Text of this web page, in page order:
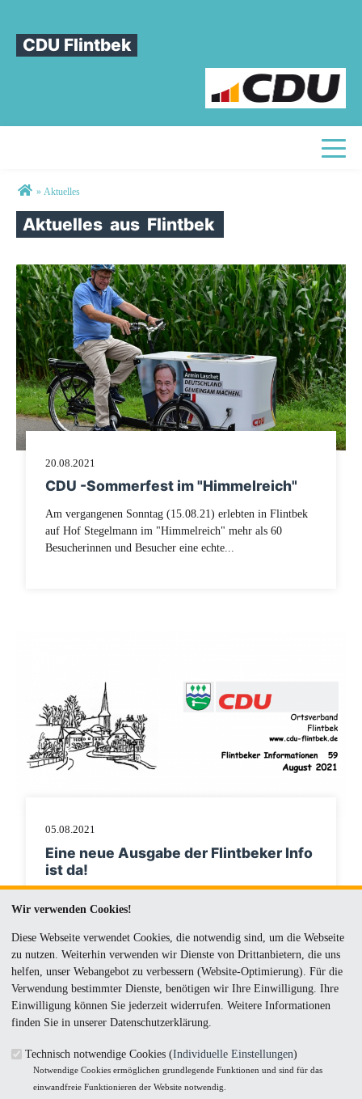
CDU Flintbek
Sie sind hier
» Aktuelles
Aktuelles aus Flintbek
20.08.2021
CDU -Sommerfest im "Himmelreich"
Am vergangenen Sonntag (15.08.21) erlebten in Flintbek
auf Hof Stegelmann im "Himmelreich" mehr als 60
Besucherinnen und Besucher eine echte...
05.08.2021
Eine neue Ausgabe der Flintbeker Info
ist da!
Info, die Nummer 59, herausgebracht. An dieser Stelle
können Sie sie herunterladen und lesen...
Wir verwenden Cookies!
Diese Webseite verwendet Cookies, die notwendig sind, um die Webseite
zu nutzen. Weiterhin verwenden wir Dienste von Drittanbietern, die uns
helfen, unser Webangebot zu verbessern (Website-Optimierung). Für die
Verwendung bestimmter Dienste, benötigen wir Ihre Einwilligung. Ihre
Einwilligung können Sie jederzeit widerrufen. Weitere Informationen
finden Sie in unserer Datenschutzerklärung.
Technisch notwendige Cookies (Individuelle Einstellungen)
Notwendige Cookies ermöglichen grundlegende Funktionen und sind für das
einwandfreie Funktionieren der Website notwendig.